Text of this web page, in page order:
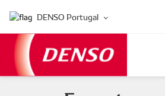
DENSO Portugal